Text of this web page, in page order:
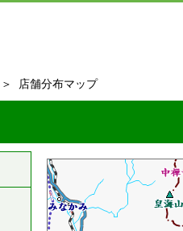
＞ 店舗分布マップ